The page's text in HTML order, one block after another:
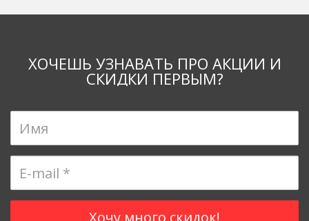
ХОЧЕШЬ УЗНАВАТЬ ПРО АКЦИИ И
СКИДКИ ПЕРВЫМ?